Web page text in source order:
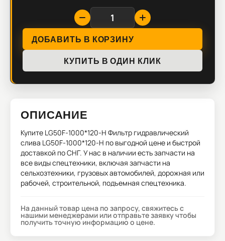
ДОБАВИТЬ В КОРЗИНУ
КУПИТЬ В ОДИН КЛИК
ОПИСАНИЕ
Купите LG50F-1000*120-H Фильтр гидравлический
слива LG50F-1000*120-H по выгодной цене и быстрой
доставкой по СНГ. У нас в наличии есть запчасти на
все виды спецтехники, включая запчасти на
сельхозтехники, грузовых автомобилей, дорожная или
рабочей, строительной, подъемная спецтехника.
На данный товар цена по запросу, свяжитесь с
нашими менеджерами или отправьте заявку чтобы
получить точную информацию о цене.